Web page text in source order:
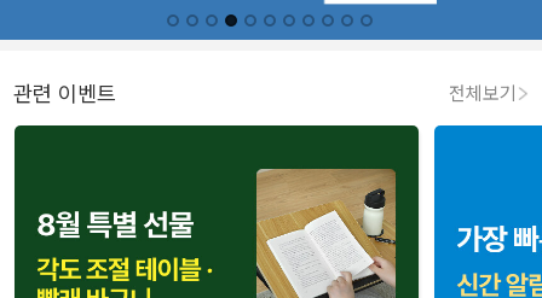
관련 이벤트 전체보기